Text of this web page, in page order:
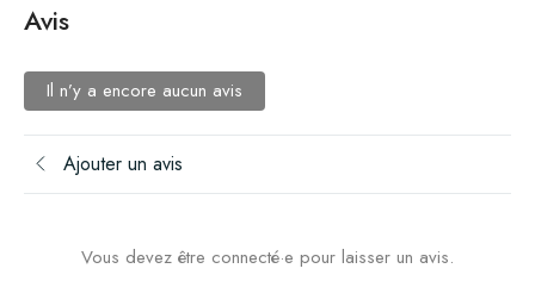
Avis
Il n’y a encore aucun avis
Ajouter un avis
Vous devez être connecté·e pour laisser un avis.